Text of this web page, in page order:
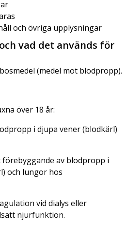
och övriga upplysningar
vad det används för
(medel mot blodpropp).
över 18 år:
i djupa vener (blodkärl)
förebyggande av blodpropp i
och lungor hos
vid dialys eller
njurfunktion.